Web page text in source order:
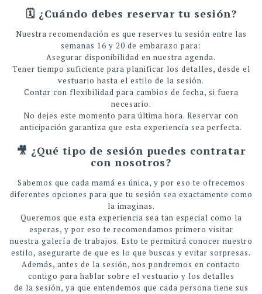
🗓️ ¿Cuándo debes reservar tu sesión?
Nuestra recomendación es que reserves tu sesión entre las
semanas 16 y 20 de embarazo para:
Asegurar disponibilidad en nuestra agenda.
Tener tiempo suficiente para planificar los detalles, desde el
vestuario hasta el estilo de la sesión.
Contar con flexibilidad para cambios de fecha, si fuera
necesario.
No dejes este momento para última hora. Reservar con
anticipación garantiza que esta experiencia sea perfecta.
🎥 ¿Qué tipo de sesión puedes contratar
con nosotros?
Sabemos que cada mamá es única, y por eso te ofrecemos
diferentes opciones para que tu sesión sea exactamente como
la imaginas.
Queremos que esta experiencia sea tan especial como la
esperas, y por eso te recomendamos primero visitar
nuestra galería de trabajos. Esto te permitirá conocer nuestro
estilo, asegurarte de que es lo que buscas y evitar sorpresas.
Además, antes de la sesión, nos pondremos en contacto
contigo para hablar sobre el vestuario y los detalles
de la sesión, ya que entendemos que cada persona tiene sus